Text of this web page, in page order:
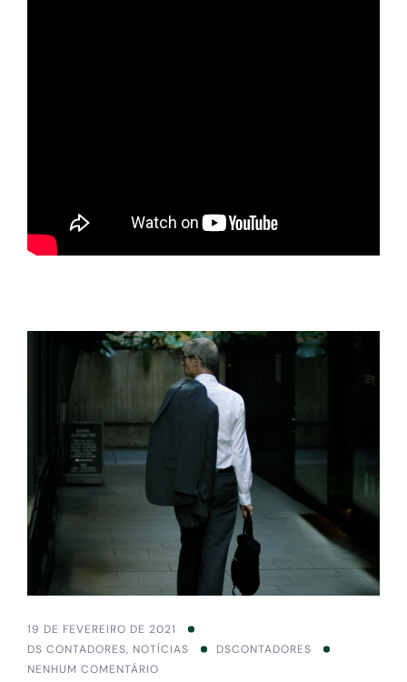
19 DE FEVEREIRO DE 2021
DS CONTADORES, NOTÍCIAS
DSCONTADORES
NENHUM COMENTÁRIO